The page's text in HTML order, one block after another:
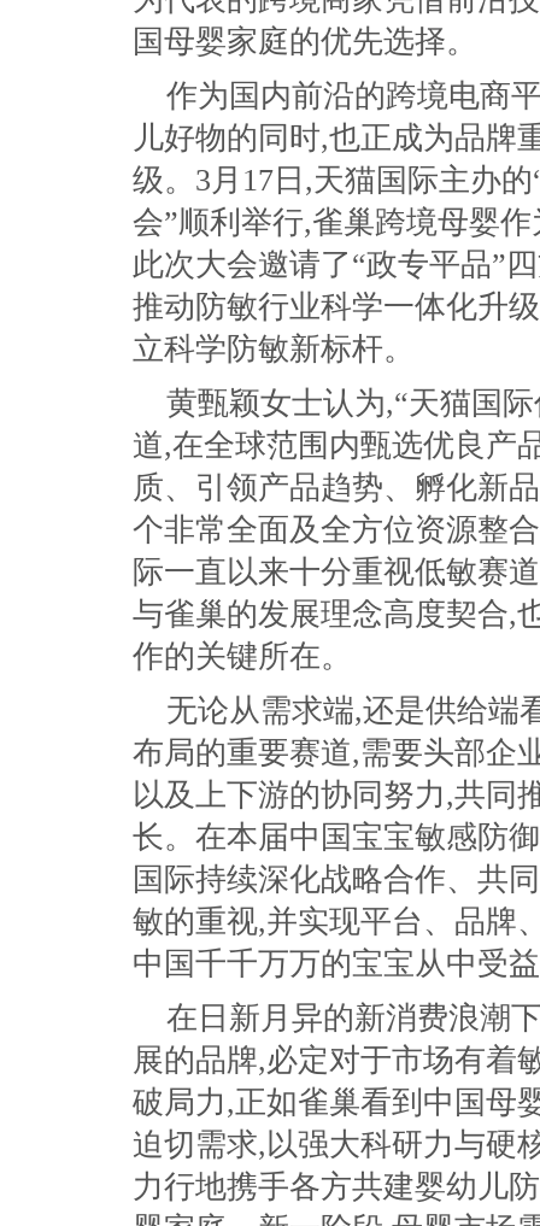
国母婴家庭的优先选择。
作为国内前沿的跨境电商
儿好物的同时,也正成为品牌
级。3月17日,天猫国际主办
会”顺利举行,雀巢跨境母婴
此次大会邀请了“政专平品”
推动防敏行业科学一体化升
立科学防敏新标杆。
黄甄颖女士认为,“天猫国
道,在全球范围内甄选优良产
质、引领产品趋势、孵化新
个非常全面及全方位资源整
际一直以来十分重视低敏赛
与雀巢的发展理念高度契合,
作的关键所在。
无论从需求端,还是供给端
布局的重要赛道,需要头部企
以及上下游的协同努力,共同
长。在本届中国宝宝敏感防
国际持续深化战略合作、共
敏的重视,并实现平台、品牌
中国千千万万的宝宝从中受
在日新月异的新消费浪潮
展的品牌,必定对于市场有着
破局力,正如雀巢看到中国母
迫切需求,以强大科研力与硬
力行地携手各方共建婴幼儿